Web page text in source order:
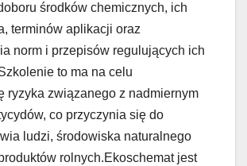
środków chemicznych, ich
terminów aplikacji oraz
norm i przepisów regulujących ich
to ma na celu
ryzyka związanego z nadmiernym
co przyczynia się do
ludzi, środowiska naturalnego
rolnych.Ekoschemat jest